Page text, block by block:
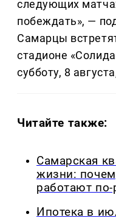
следующих
побеждать», —
Самарцы
стадионе
субботу, 8
Читайте также:
Самарская
жизни:
работают
Ипотека в